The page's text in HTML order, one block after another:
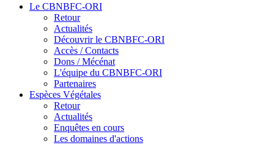
Le CBNBFC-ORI
Retour
Actualités
Découvrir le CBNBFC-ORI
Accès / Contacts
Dons / Mécénat
L'équipe du CBNBFC-ORI
Partenaires
Espèces Végétales
Retour
Actualités
Enquêtes en cours
Les domaines d'actions